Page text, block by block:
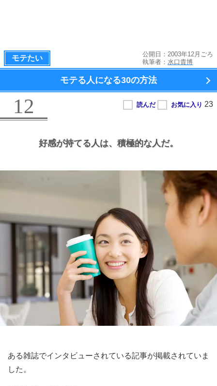
モテたい
公開日：2003年12月ごろ
執筆者： 水口貴博
モテる人になる30の方法
12
好感が持てる人は、 積極的な人だ。
ある雑誌でインタビューされている記事が掲載されていま
した。